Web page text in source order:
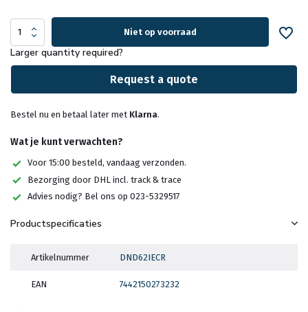
Niet op voorraad
Larger quantity required?
Request a quote
Bestel nu en betaal later met Klarna.
Wat je kunt verwachten?
Voor 15:00 besteld, vandaag verzonden.
Bezorging door DHL incl. track & trace
Advies nodig? Bel ons op 023-5329517
Productspecificaties
Artikelnummer DND62IECR
EAN 7442150273232